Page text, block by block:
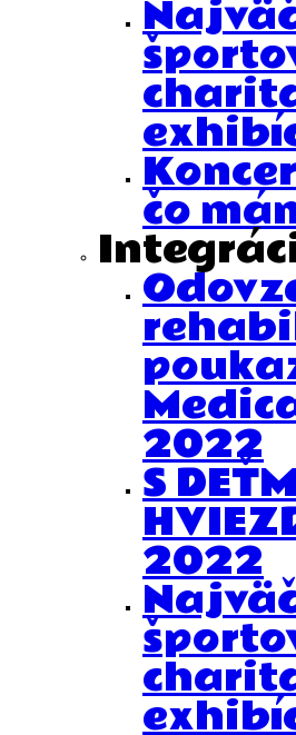
čo
2022
S
2022